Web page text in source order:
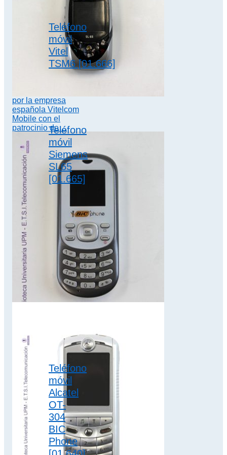
Teléfono
móvil
Vitel
TSM6 [01.666]
por la empresa
española Vitelcom
Mobile con el
patrocinio de…
2.5G
Teléfono
móvil
Siemens
SL65
[01.665]
El Siemens SL65
es uno de los
últimos teléfonos
fabricado por
Siemens, que en
2005 cesó…
2.5G
Teléfono
móvil
Alcatel
OT-
304
BIC
Phone